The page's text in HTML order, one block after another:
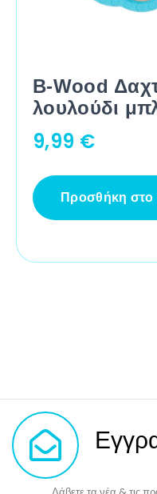
B-Wood
λουλούδι
9,99 €
Προσθήκη στο